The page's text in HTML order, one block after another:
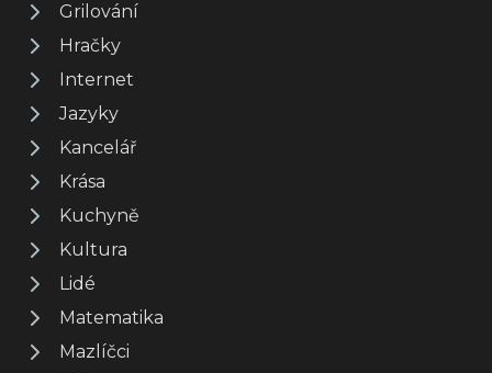
Grilování
Hračky
Internet
Jazyky
Kancelář
Krása
Kuchyně
Kultura
Lidé
Matematika
Mazlíčci